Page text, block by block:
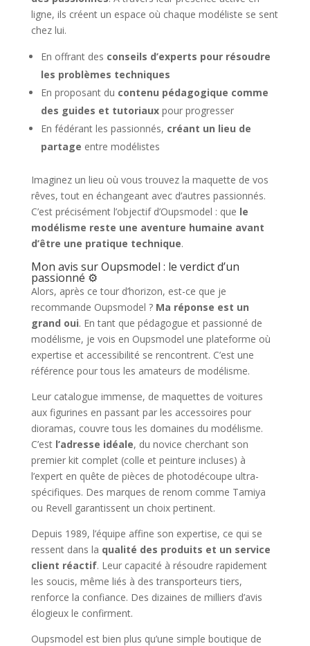
ligne, ils créent un espace où chaque modéliste se sent
chez lui.
En offrant des conseils d’experts pour résoudre
les problèmes techniques
En proposant du contenu pédagogique comme
des guides et tutoriauxpour progresser
En fédérant les passionnés, créant un lieu de
partage entre modélistes
Imaginez un lieu où vous trouvez la maquette de vos
rêves, tout en échangeant avec d’autres passionnés.
C’est précisément l’objectif d’Oupsmodel : que le
modélisme reste une aventure humaine avant
d’être une pratique technique.
Mon avis sur Oupsmodel : le verdict d’un
passionné ⚙️
Alors, après ce tour d’horizon, est-ce que je
recommande Oupsmodel ? Ma réponse est un
grand oui. En tant que pédagogue et passionné de
modélisme, je vois en Oupsmodel une plateforme où
expertise et accessibilité se rencontrent. C’est une
référence pour tous les amateurs de modélisme.
Leur catalogue immense, de maquettes de voitures
aux figurines en passant par les accessoires pour
dioramas, couvre tous les domaines du modélisme.
C’est l’adresse idéale, du novice cherchant son
premier kit complet (colle et peinture incluses) à
l’expert en quête de pièces de photodécoupe ultra-
spécifiques. Des marques de renom comme Tamiya
ou Revell garantissent un choix pertinent.
Depuis 1989, l’équipe affine son expertise, ce qui se
ressent dans la qualité des produits et un service
client réactif. Leur capacité à résoudre rapidement
les soucis, même liés à des transporteurs tiers,
renforce la confiance. Des dizaines de milliers d’avis
élogieux le confirment.
Oupsmodel est bien plus qu’une simple boutique de